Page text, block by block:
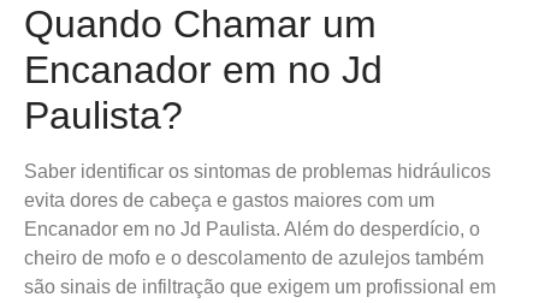
Quando Chamar um
Encanador em no Jd
Paulista?
Saber identificar os sintomas de problemas hidráulicos
evita dores de cabeça e gastos maiores com um
Encanador em no Jd Paulista. Além do desperdício, o
cheiro de mofo e o descolamento de azulejos também
são sinais de infiltração que exigem um profissional em